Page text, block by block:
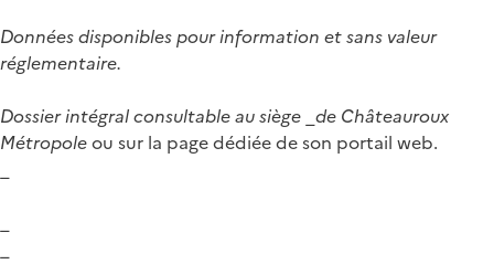
Données disponibles pour information et sans valeur
réglementaire.
Dossier intégral consultable au siège de Châteauroux
Métropoleou sur la page dédiée de son portail web.